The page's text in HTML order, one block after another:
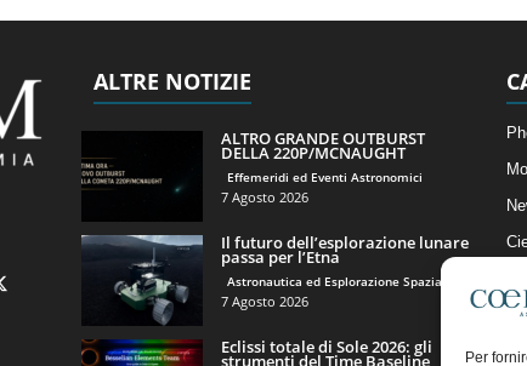
Per
ALTRE NOTIZIE
ALTRO GRANDE OUTBURST
DELLA 220P/MCNAUGHT
Effemeridi ed Eventi Astronomici
7 Agosto 2026
Il futuro dell’esplorazione lunare
passa per l’Etna
Astronautica ed Esplorazione Spaziale
7 Agosto 2026
Eclissi totale di Sole 2026: gli
strumenti del Time Baseline Il